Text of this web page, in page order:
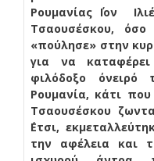
Ρουμανίας ΄Ιον
Τσαουσέσκου,
«πούλησε» στην
για να
φιλόδοξο
Ρουμανία, κάτι
Τσαουσέσκου
΄Ετσι,
την αφέλεια και